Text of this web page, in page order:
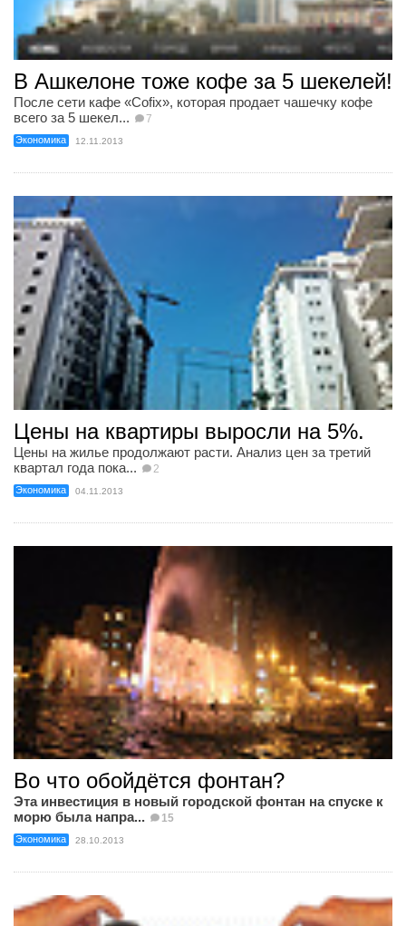
В Ашкелоне тоже кофе за 5 шекелей!
После сети кафе «Сofix», которая продает чашечку кофе
всего за 5 шекел...
7
Экономика 12.11.2013
Цены на квартиры выросли на 5%.
Цены на жилье продолжают расти. Анализ цен за третий
квартал года пока...
2
Экономика 04.11.2013
Во что обойдётся фонтан?
Эта инвестиция в новый городской фонтан на спуске к
морю была напра...
15
Экономика 28.10.2013